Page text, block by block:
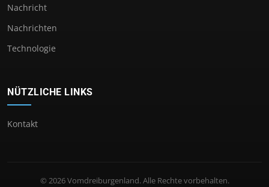
Nachricht
Nachrichten
Technologie
NÜTZLICHE LINKS
Kontakt
© 2026 Vomdreiburgenland. Alle Rechte vorbehalten.